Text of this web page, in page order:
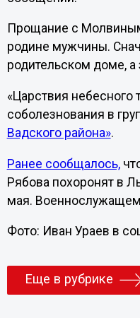
Прощание с
родине мужчины.
родительском доме,
«Царствия небесного
соболезнования в
Вадского района».
Ранее сообщалось,
Рябова похоронят в
мая.
Фото: Иван Ураев в
Еще в рубрике